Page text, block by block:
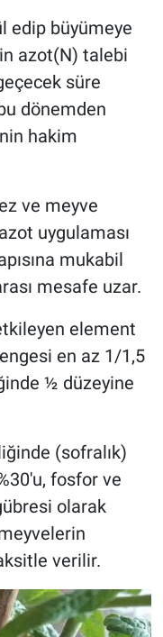
edip büyümeye
azot(N) talebi
süre
dönemden
hakim
ve meyve
uygulaması
mukabil
mesafe uzar.
element
en az 1/1,5
½ düzeyine
(sofralık)
fosfor ve
olarak
verilir.